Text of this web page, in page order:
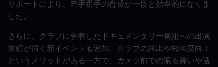
サポートにより、若手選手の育成が一段と効率的になりま
した。
さらに、クラブに密着したドキュメンタリー番組への出演
依頼が届く新イベントも追加。クラブの露出や知名度向上
というメリットがある一方で、カメラ前での振る舞いや選